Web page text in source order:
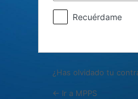
Recuérdame
¿Has olvidado tu
← Ir a MPPS